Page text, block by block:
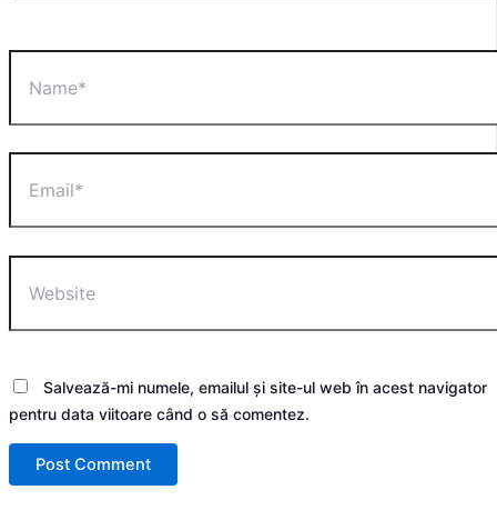
Salvează-mi numele, emailul și site-ul web în acest navigator
pentru data viitoare când o să comentez.